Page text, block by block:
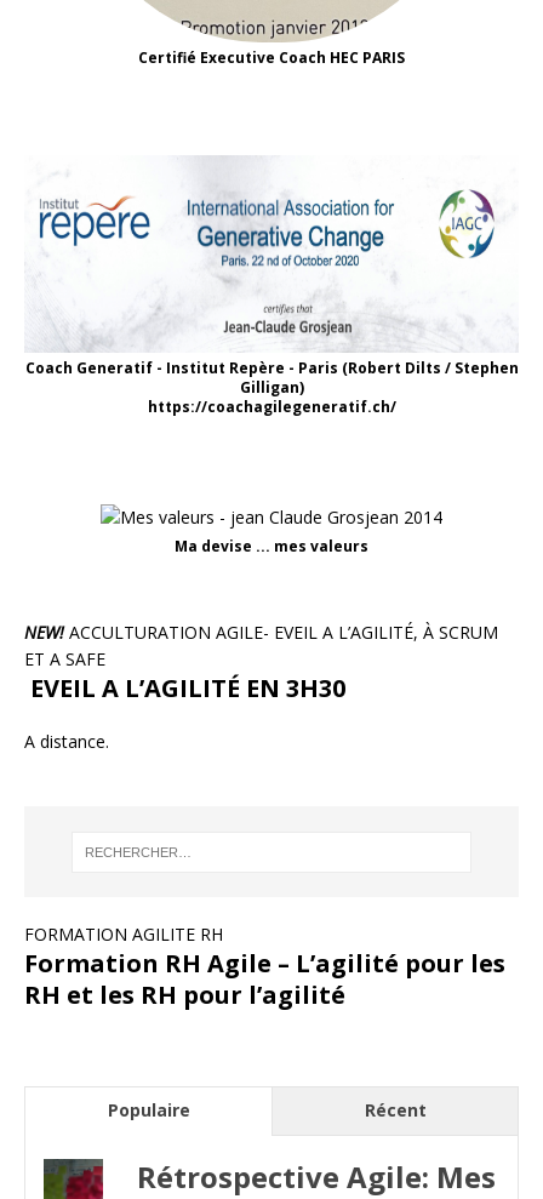
Certifié Executive Coach HEC PARIS
Coach Generatif - Institut Repère - Paris (Robert Dilts / Stephen
Gilligan)
https://coachagilegeneratif.ch/
Ma devise ... mes valeurs
NEW!ACCULTURATION AGILE- EVEIL A L’AGILITÉ, À SCRUM
ET A SAFE
EVEIL A L’AGILITÉ EN 3H30
A distance.
FORMATION AGILITE RH
Formation RH Agile – L’agilité pour les
RH et les RH pour l’agilité
Populaire Récent
Rétrospective Agile: Mes